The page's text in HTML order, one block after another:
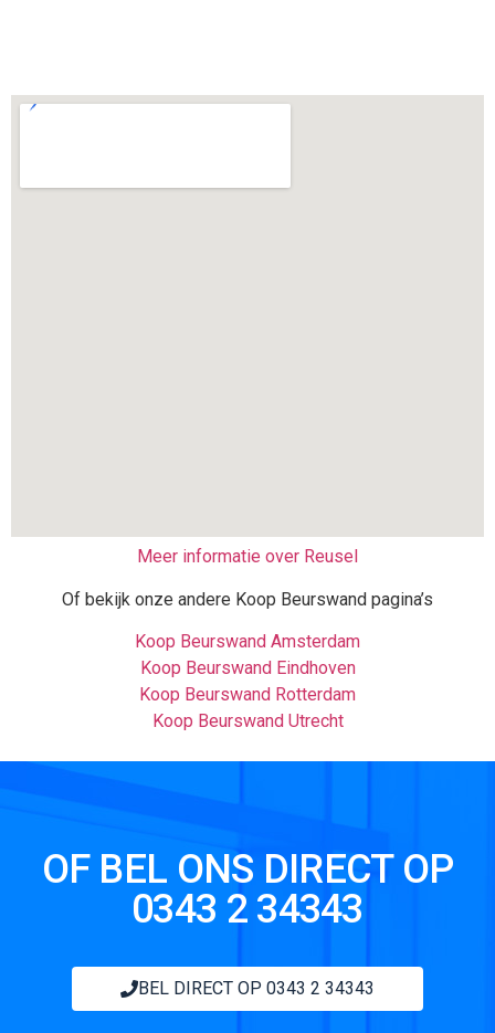
Meer informatie over Reusel
Of bekijk onze andere Koop Beurswand pagina’s
Koop Beurswand Amsterdam
Koop Beurswand Eindhoven
Koop Beurswand Rotterdam
Koop Beurswand Utrecht
OF BEL ONS DIRECT OP
0343 2 34343
BEL DIRECT OP 0343 2 34343